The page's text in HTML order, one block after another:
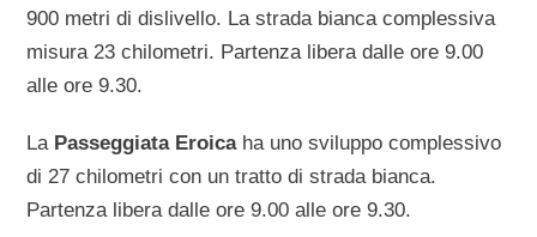
900 metri di dislivello. La strada bianca complessiva
misura 23 chilometri. Partenza libera dalle ore 9.00
alle ore 9.30.
La Passeggiata Eroicaha uno sviluppo complessivo
di 27 chilometri con un tratto di strada bianca.
Partenza libera dalle ore 9.00 alle ore 9.30.